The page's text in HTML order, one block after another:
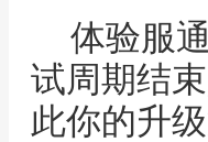
体验服
试周期结
此你的升